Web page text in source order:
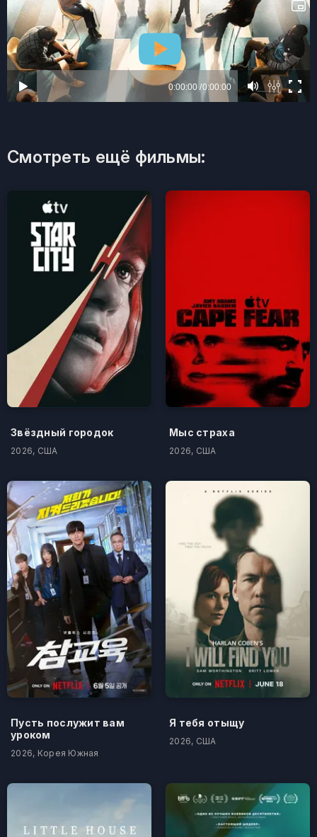
Смотреть ещё фильмы:
Звёздный городок
2026, США
Мыс страха
2026, США
Пусть послужит вам
уроком
2026, Корея Южная
Я тебя отыщу
2026, США